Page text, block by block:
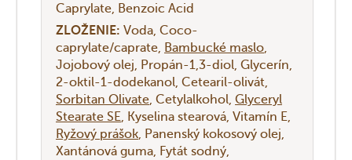
Caprylate Benzoic Acid
ZLOŽENIE: Voda Coco-
caprylate/caprate Bambucké maslo
Jojobový olej
Propán-1,3-diol Glycerín
2-oktil-1-dodekanol Cetearil-olivát
Sorbitan Olivate Cetylalkohol Glyceryl
Stearate SE Kyselina stearová Vitamín E
Ryžový prášok Panenský kokosový olej
Xantánová guma Fytát sodný